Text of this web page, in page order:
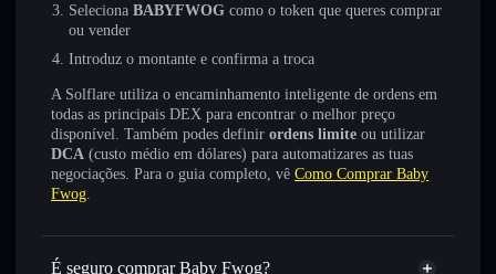
Seleciona BABYFWOG como o token que queres comprar
ou vender
Introduz o montante e confirma a troca
A Solflare utiliza o encaminhamento inteligente de ordens em
todas as principais DEX para encontrar o melhor preço
disponível. Também podes definir ordens limite ou utilizar
DCA (custo médio em dólares) para automatizares as tuas
negociações. Para o guia completo, vê Como Comprar Baby
Fwog.
É seguro comprar Baby Fwog?